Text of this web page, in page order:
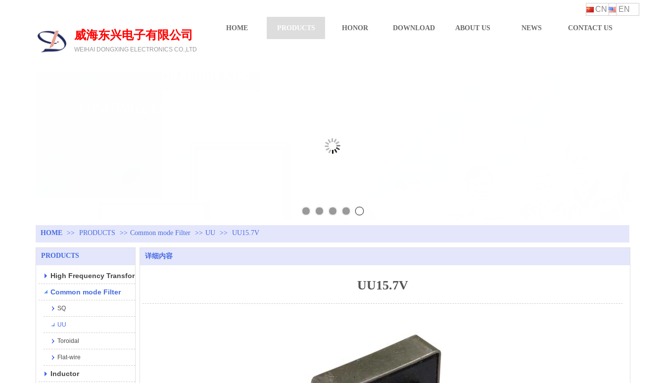
威海东兴电子有限公司
WEIHAI DONGXING ELECTRONICS CO.,LTD
EN
CN
HOME PRODUCTS HONOR DOWNLOAD ABOUT US NEWS CONTACT US
HOME >> PRODUCTS >> Common mode Filter >> UU >> UU15.7V
PRODUCTS
High Frequency Transformer
Common mode Filter
SQ
UU
Toroidal
Flat-wire
Inductor
详细内容
UU15.7V